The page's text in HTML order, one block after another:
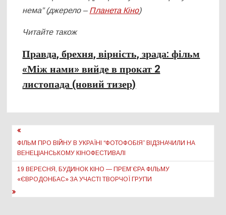
нема” (джерело – Планета Кіно)
Читайте також
Правда, брехня, вірність, зрада: фільм
«Між нами» вийде в прокат 2
листопада (новий тизер)
Навігація
записів
ФІЛЬМ ПРО ВІЙНУ В УКРАЇНІ “ФОТОФОБІЯ” ВІДЗНАЧИЛИ НА
ВЕНЕЦІАНСЬКОМУ КІНОФЕСТИВАЛІ
19 ВЕРЕСНЯ, БУДИНОК КІНО — ПРЕМ’ЄРА ФІЛЬМУ
«ЄВРОДОНБАС» ЗА УЧАСТІ ТВОРЧОЇ ГРУПИ